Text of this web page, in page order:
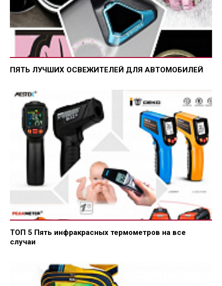
ПЯТЬ ЛУЧШИХ ОСВЕЖИТЕЛЕЙ ДЛЯ АВТОМОБИЛЕЙ
ТОП 5 Пять инфракрасных термометров на все
случаи